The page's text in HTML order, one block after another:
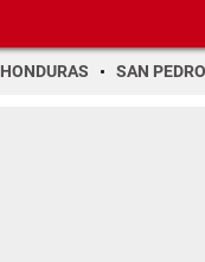
HONDURAS SAN PEDRO